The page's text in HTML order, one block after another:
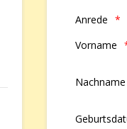
Anrede
Vorname
Nachname